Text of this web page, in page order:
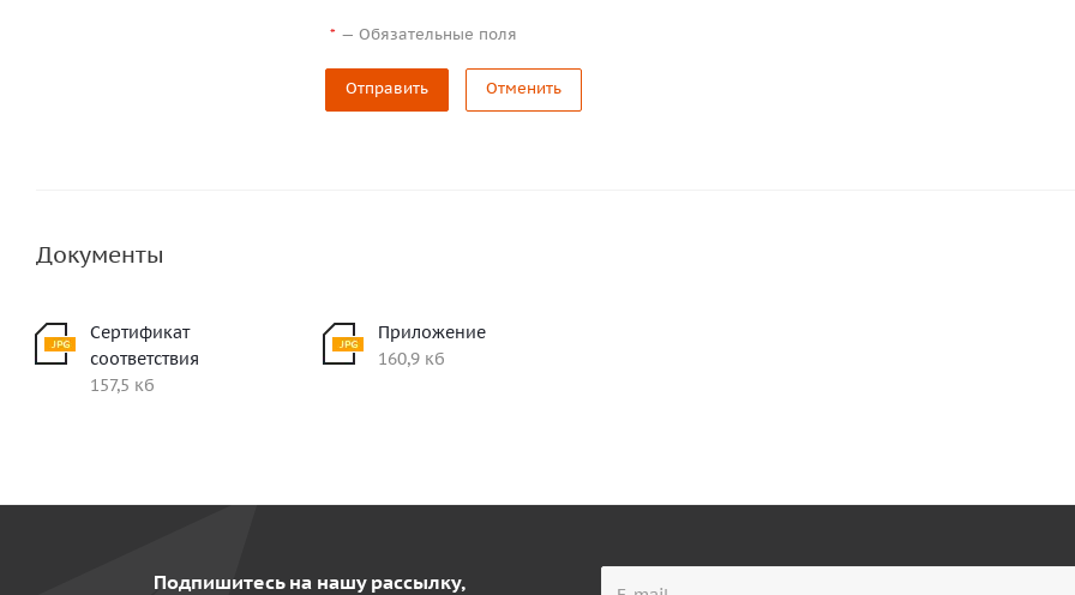
* —Обязательные поля
Отправить Отменить
Документы
Сертификат
соответствия
157,5 кб
Приложение
160,9 кб
Подпишитесь на нашу рассылку,